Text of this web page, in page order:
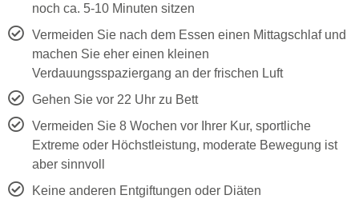
noch ca. 5-10 Minuten sitzen
Vermeiden Sie nach dem Essen einen Mittagschlaf und
machen Sie eher einen kleinen
Verdauungsspaziergang an der frischen Luft
Gehen Sie vor 22 Uhr zu Bett
Vermeiden Sie 8 Wochen vor Ihrer Kur, sportliche
Extreme oder Höchstleistung, moderate Bewegung ist
aber sinnvoll
Keine anderen Entgiftungen oder Diäten